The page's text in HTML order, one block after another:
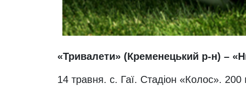
«Тривалети» (Кременецький р-н) –
14 травня. с. Гаї. Стадіон «Колос». 200